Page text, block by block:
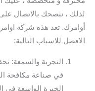
لذلك ، ننصحك بالاتصال
أوامرك. تعد هذه شركة
الافضل للاسباب التالية:
التجربة والسمعة:
في صناعة مكافحة
الخبرة الواسعة في